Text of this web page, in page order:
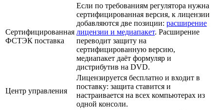
Сертифицированная
ФСТЭК поставка
Если по требованиям регулятора нужна
сертифицированная версия, к лицензии
добавляются две позиции: расширение
лицензии и медиапакет. Расширение
переводит защиту на
сертифицированную версию,
медиапакет даёт формуляр и
дистрибутив на DVD.
Центр управления
Лицензируется бесплатно и входит в
поставку: защита ставится и
настраивается на всех компьютерах из
одной консоли.